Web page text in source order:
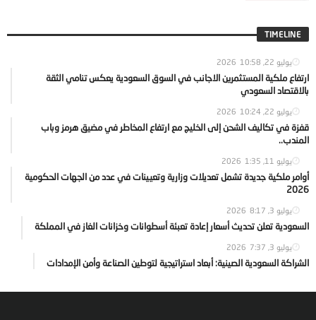
TIMELINE
يوليو 22, 2026 10:58
ارتفاع ملكية المستثمرين الاجانب في السوق السعودية يعكس تنامي الثقة
بالاقتصاد السعودي
يوليو 22, 2026 10:24
قفزة في تكاليف الشحن إلى الخليج مع ارتفاع المخاطر في مضيق هرمز وباب
المندب..
يوليو 11, 2026 1:35
أوامر ملكية جديدة تشمل تعديلات وزارية وتعيينات في عدد من الجهات الحكومية
2026
يوليو 3, 2026 8:17
السعودية تعلن تحديث أسعار إعادة تعبئة أسطوانات وخزانات الغاز في المملكة
يوليو 3, 2026 7:37
الشراكة السعودية الصينية: أبعاد استراتيجية لتوطين الصناعة وأمن الإمدادات